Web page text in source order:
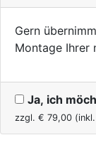
Gern
Montage Ihrer
Ja, ich
zzgl. € 79,00